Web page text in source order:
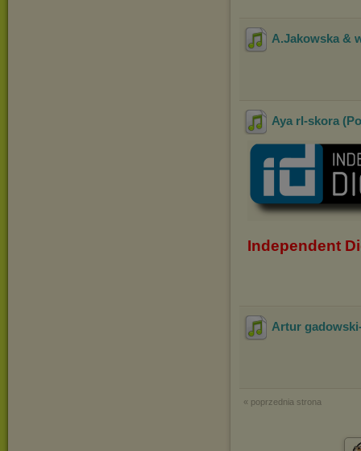
A.Jakowska &
Aya rl-skora
Independent
Artur
« poprzednia strona